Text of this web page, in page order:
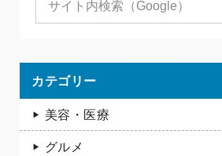
カテゴリー
美容・医療
グルメ